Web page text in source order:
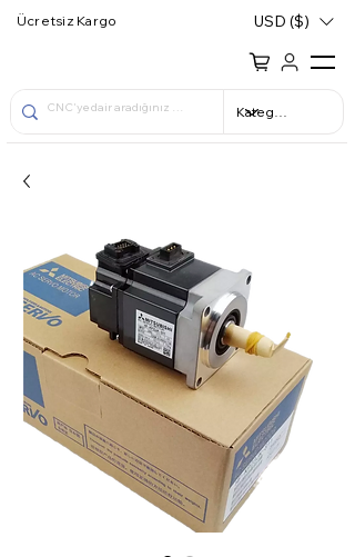
Ücretsiz Kargo USD ($)